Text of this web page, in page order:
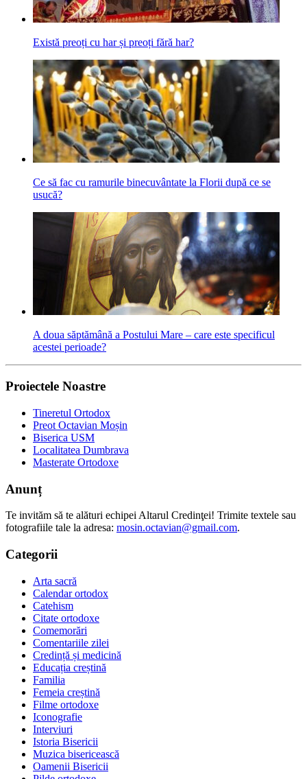
Există preoți cu har și preoți fără har?
Ce să fac cu ramurile binecuvântate la Florii după ce se
usucă?
A doua săptămână a Postului Mare – care este specificul
acestei perioade?
Proiectele Noastre
Tineretul Ortodox
Preot Octavian Moșin
Biserica USM
Localitatea Dumbrava
Masterate Ortodoxe
Anunț
Te invităm să te alături echipei Altarul Credinţei! Trimite textele sau
fotografiile tale la adresa: mosin.octavian@gmail.com.
Categorii
Arta sacră
Calendar ortodox
Catehism
Citate ortodoxe
Comemorări
Comentariile zilei
Credință și medicină
Educația creștină
Familia
Femeia creștină
Filme ortodoxe
Iconografie
Interviuri
Istoria Bisericii
Muzica bisericească
Oamenii Bisericii